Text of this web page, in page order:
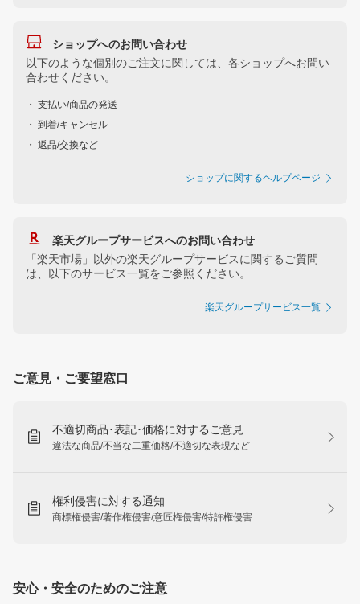
ショップへのお問い合わせ
以下のような個別のご注文に関しては、各ショップへお問い
合わせください。
・ 支払い/商品の発送
・ 到着/キャンセル
・ 返品/交換など
ショップに関するヘルプページ
楽天グループサービスへのお問い合わせ
「楽天市場」以外の楽天グループサービスに関するご質問
は、以下のサービス一覧をご参照ください。
楽天グループサービス一覧
ご意見・ご要望窓口
不適切商品･表記･価格に対するご意見
違法な商品/不当な二重価格/不適切な表現など
権利侵害に対する通知
商標権侵害/著作権侵害/意匠権侵害/特許権侵害
安心・安全のためのご注意